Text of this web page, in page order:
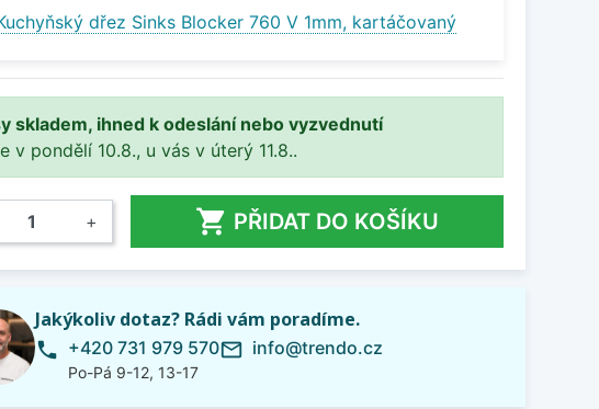
dřez Sinks Blocker 760 V 1mm, kartáčovaný
skladem, ihned k odeslání nebo vyzvednutí
v pondělí 10.8., u vás v úterý 11.8..
+  PŘIDAT DO KOŠÍKU
Jakýkoliv dotaz? Rádi vám poradíme.
phone +420 731 979 570
Po-Pá 9-12, 13-17
mail_outline info@trendo.cz